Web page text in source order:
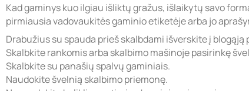
Kad gaminys kuo ilgiau išliktų gražus, išlaikytų savo
pirmiausia vadovaukitės gaminio etiketėje arba jo
Drabužius su spauda prieš skalbdami išverskite į blogąją
Skalbkite rankomis arba skalbimo mašinoje pasirinkę
Skalbkite su panašių spalvų gaminiais.
Naudokite švelnią skalbimo priemonę.